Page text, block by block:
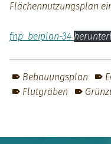
Flächennutzungsplan
fnp_beiplan-34
Bebauungsplan
Flutgräben
Post navigation